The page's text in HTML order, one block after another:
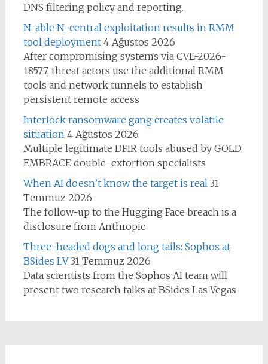
DNS filtering policy and reporting.
N-able N-central exploitation results in RMM
tool deployment 4 Ağustos 2026
After compromising systems via CVE-2026-
18577, threat actors use the additional RMM
tools and network tunnels to establish
persistent remote access
Interlock ransomware gang creates volatile
situation 4 Ağustos 2026
Multiple legitimate DFIR tools abused by GOLD
EMBRACE double-extortion specialists
When AI doesn’t know the target is real 31
Temmuz 2026
The follow-up to the Hugging Face breach is a
disclosure from Anthropic
Three-headed dogs and long tails: Sophos at
BSides LV 31 Temmuz 2026
Data scientists from the Sophos AI team will
present two research talks at BSides Las Vegas